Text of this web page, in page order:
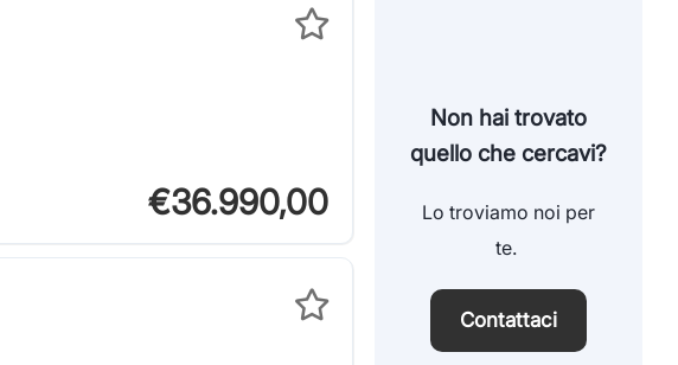
€36.990,00
Non hai trovato
quello che cercavi?
Lo troviamo noi per
te.
Contattaci